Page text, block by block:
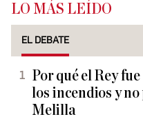
LO MÁS LEÍDO
EL DEBATE
Por qué el Rey
los incendios y no
Melilla